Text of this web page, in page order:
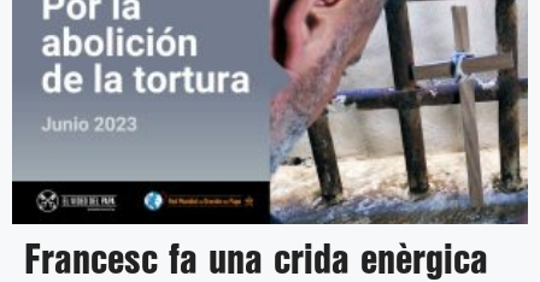
Francesc fa una crida enèrgica